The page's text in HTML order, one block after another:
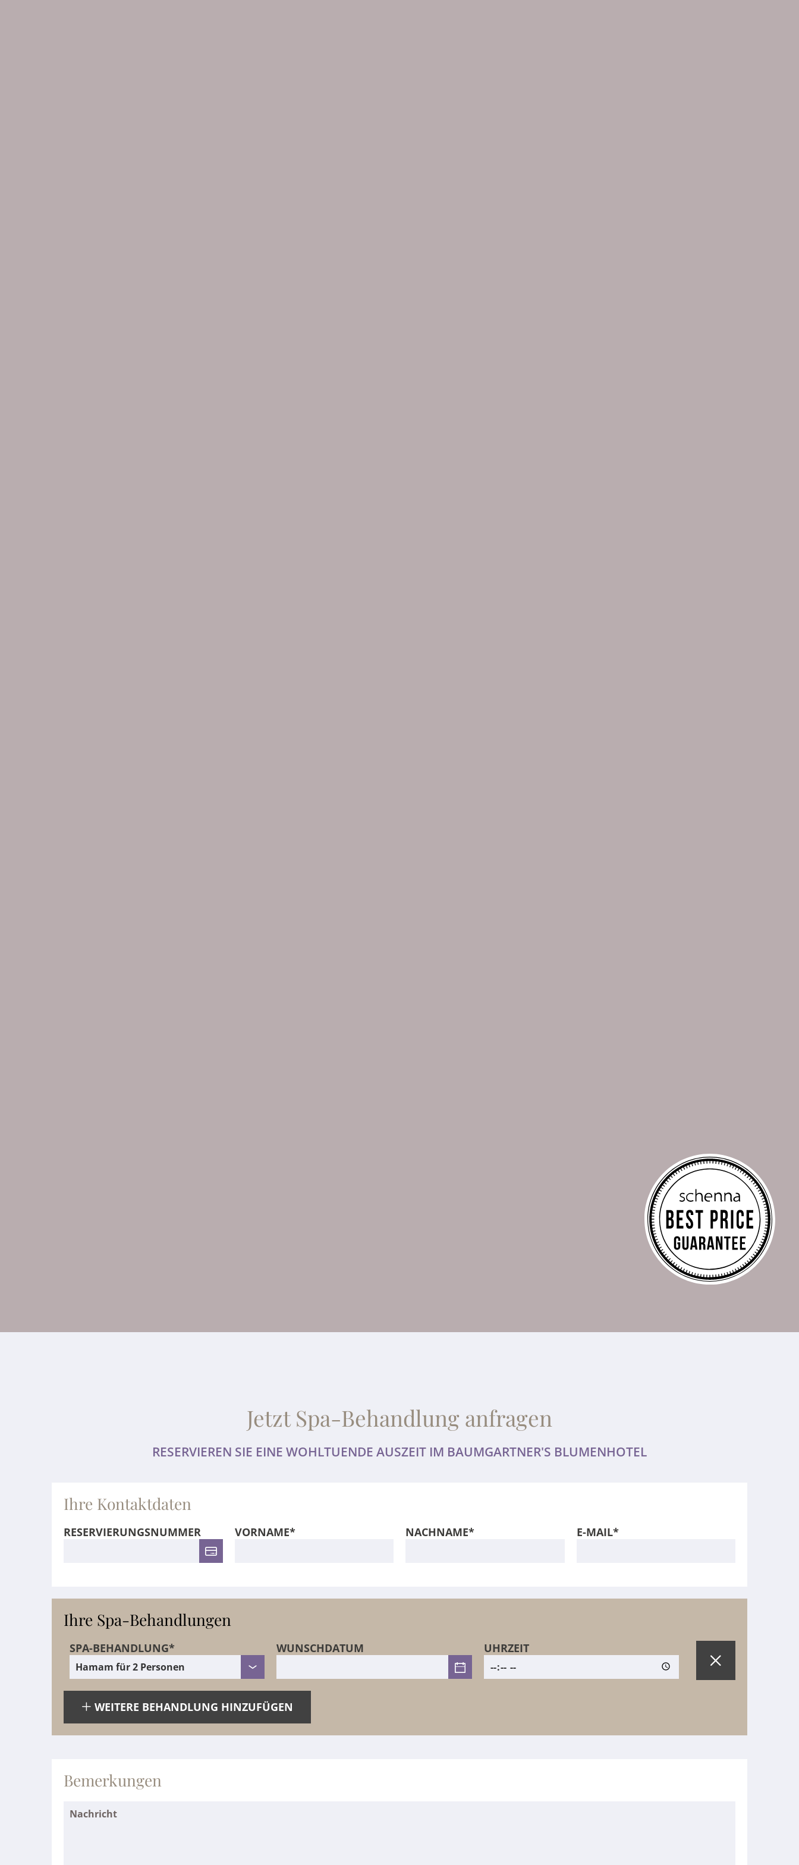
Größere Zimmerauswahl
Persönliche Beratung
Keine versteckten Kosten
Zahlung bei Check Out
Jetzt Spa-Behandlung anfragen
RESERVIEREN SIE EINE WOHLTUENDE AUSZEIT IM BAUMGARTNER'S BLUMENHOTEL
Ihre Kontaktdaten
RESERVIERUNGSNUMMER VORNAME* NACHNAME* E-MAIL*
Ihre Spa-Behandlungen
SPA-BEHANDLUNG* WUNSCHDATUM UHRZEIT
WEITERE BEHANDLUNG HINZUFÜGEN
Bemerkungen